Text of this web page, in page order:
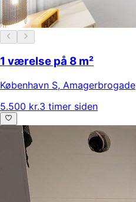
1 værelse på 8 m²
København S, Amagerbrogade
5.500 kr.3 timer siden